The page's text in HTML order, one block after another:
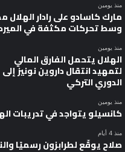
منذ يومين
مارك كاسادو على رادار الهلال
وسط تحركات مكثفة في
منذ يومين
الهلال يتحمل الفارق المالي
لتمهيد انتقال داروين نونيز إلى
الدوري التركي
منذ يومين
كانسيلو يتواجد في تدريبات
منذ 4 أيام
صلاح يوقّع لطرابزون رسميًا